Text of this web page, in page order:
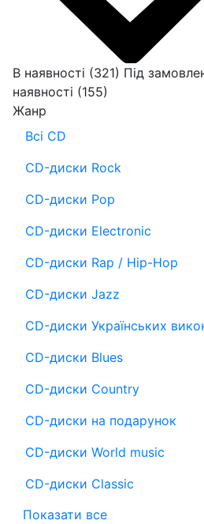
В наявності (321) Під
наявності (155)
Жанр
Всі CD
CD-диски Rock
CD-диски Pop
CD-диски Electronic
CD-диски Rap / Hip-Hop
CD-диски Jazz
CD-диски Українських
CD-диски Blues
CD-диски Country
CD-диски на подарунок
CD-диски World music
CD-диски Classic
Показати все